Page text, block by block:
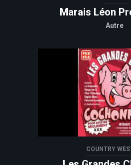
Marais Léon
Autre
COUNTRY